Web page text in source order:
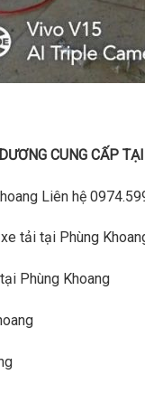
CUNG CẤP
Liên hệ
tải tại Phùng
Phùng Khoang